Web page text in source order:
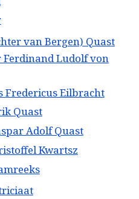
van Bergen) Quast
Ferdinand Ludolf von
Fredericus Eilbracht
Quast
Adolf Quast
Kwartsz